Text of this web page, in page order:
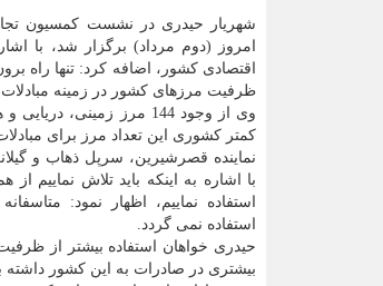
شهریار حیدری در نشست کمسیون
امروز (دوم مرداد) برگزار شد، با
اقتصادی کشور، اضافه کرد: تنها راه
ظرفیت مرزهای کشور در زمینه
وی از وجود 144 مرز زمینی،
کمتر کشوری این تعداد مرز برای
نماینده قصرشیرین، سرپل ذهاب و
استفاده نماییم، اظهار نمود:
استفاده نمی گردد.
حیدری خواهان استفاده بیشتر از
بیشتری در صادرات به این کشور داشته